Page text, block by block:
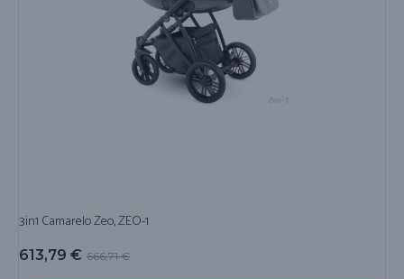
3in1 Camarelo Zeo, ZEO-1
666,71€
613,79 €